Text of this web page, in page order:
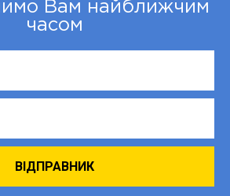
Вам найближчим
часом